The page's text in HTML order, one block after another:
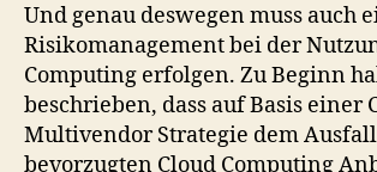
Und genau deswegen muss auch
Risikomanagement bei der
Computing erfolgen. Zu Beginn
beschrieben, dass auf Basis einer
Multivendor Strategie dem
bevorzugten Cloud Computing